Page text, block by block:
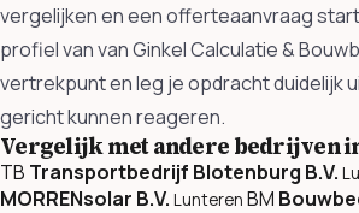
vergelijken en een offerteaanvraag
profiel van van Ginkel Calculatie &
vertrekpunt en leg je opdracht duidelijk
gericht kunnen reageren.
Vergelijk met andere bedrijven
TB Transportbedrijf Blotenburg B.V.
MORRENsolar B.V. Lunteren BM